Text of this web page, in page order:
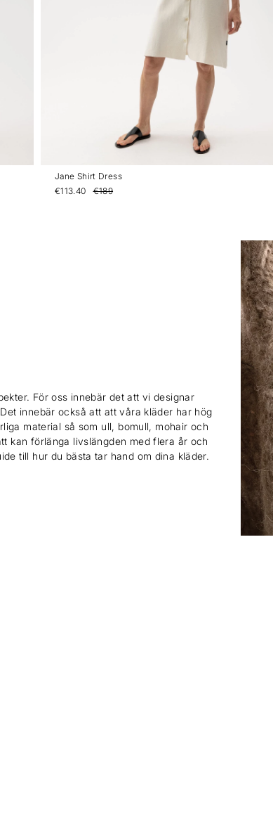
Jane Shirt Dress
€113.40
€189
För oss innebär det att vi designar
innebär också att att våra kläder har hög
material så som ull, bomull, mohair och
kan förlänga livslängden med flera år och
till hur du bästa tar hand om dina kläder.